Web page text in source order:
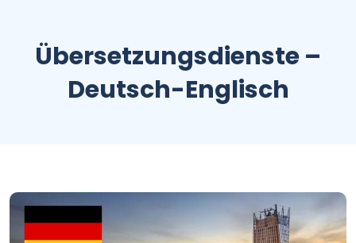
Übersetzungsdienste –
Deutsch-Englisch